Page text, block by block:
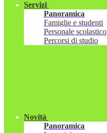
Servizi
Panoramica
Famiglie e studenti
Personale scolastico
Percorsi di studio
Novità
Panoramica